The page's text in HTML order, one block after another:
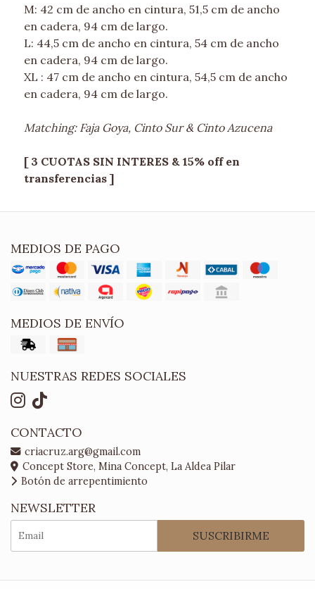
M: 42 cm de ancho en cintura, 51,5 cm de ancho
en cadera, 94 cm de largo.
L: 44,5 cm de ancho en cintura, 54 cm de ancho
en cadera, 94 cm de largo.
XL : 47 cm de ancho en cintura, 54,5 cm de ancho
en cadera, 94 cm de largo.
Matching: Faja Goya, Cinto Sur & Cinto Azucena
[ 3 CUOTAS SIN INTERES & 15% off en
transferencias ]
MEDIOS DE PAGO
MEDIOS DE ENVÍO
NUESTRAS REDES SOCIALES
CONTACTO
criacruz.arg@gmail.com
Concept Store, Mina Concept, La Aldea Pilar
Botón de arrepentimiento
NEWSLETTER
SUSCRIBIRME